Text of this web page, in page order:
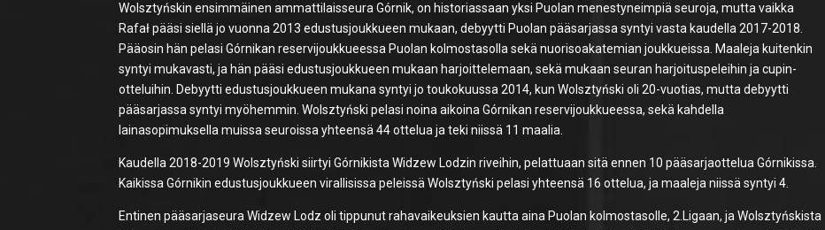
Wolsztyńskin ensimmäinen ammattilaisseura Górnik, on historiassaan yksi Puolan menestyneimpiä seuroja, mutta vaikka
Rafał pääsi siellä jo vuonna 2013 edustusjoukkueen mukaan, debyytti Puolan pääsarjassa syntyi vasta kaudella 2017-2018.
Pääosin hän pelasi Górnikan reservijoukkueessa Puolan kolmostasolla sekä nuorisoakatemian joukkueissa. Maaleja kuitenkin
syntyi mukavasti, ja hän pääsi edustusjoukkueen mukaan harjoittelemaan, sekä mukaan seuran harjoituspeleihin ja cupin-
otteluihin. Debyytti edustusjoukkueen mukana syntyi jo toukokuussa 2014, kun Wolsztyński oli 20-vuotias, mutta debyytti
pääsarjassa syntyi myöhemmin. Wolsztyński pelasi noina aikoina Górnikan reservijoukkueessa, sekä kahdella
lainasopimuksella muissa seuroissa yhteensä 44 ottelua ja teki niissä 11 maalia.
Kaudella 2018-2019 Wolsztyński siirtyi Górnikista Widzew Lodzin riveihin, pelattuaan sitä ennen 10 pääsarjaottelua Górnikissa.
Kaikissa Górnikin edustusjoukkueen virallisissa peleissä Wolsztyński pelasi yhteensä 16 ottelua, ja maaleja niissä syntyi 4.
Entinen pääsarjaseura Widzew Lodz oli tippunut rahavaikeuksien kautta aina Puolan kolmostasolle, 2.Ligaan, ja Wolsztyńskista